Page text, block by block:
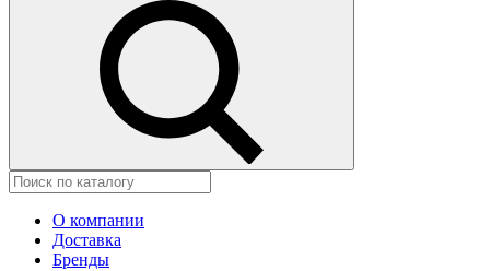
О компании
Доставка
Бренды